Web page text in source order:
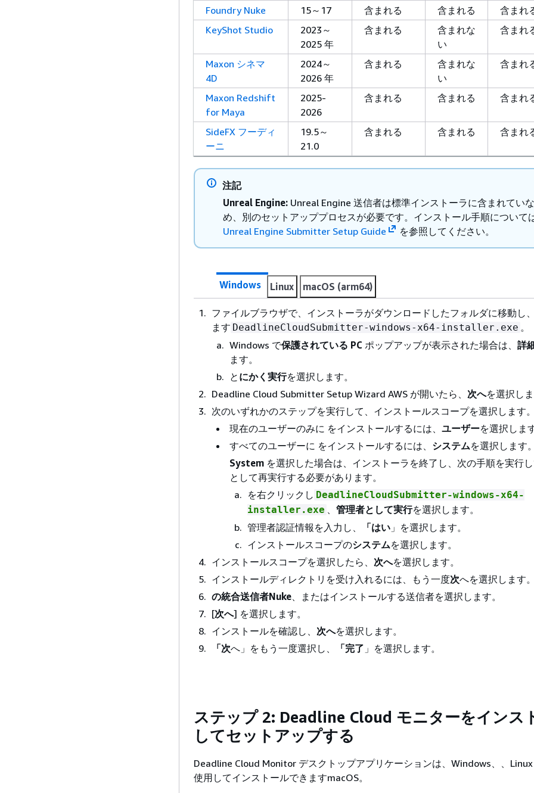
Foundry Nuke 15～17 含まれる 含まれる
含まれ
KeyShot Studio
2023～
2025 年
含まれる
含まれな
い
含まれ
Maxon シネマ
4D
2024～
2026 年
含まれる
含まれな
い
含まれ
Maxon Redshift
for Maya
2025-
2026
含まれる 含まれる 含まれ
SideFX フーディ
ーニ
19.5～
21.0
含まれる 含まれる 含まれ
注記
Unreal Engine: Unreal Engine 送信者は標準インストーラに含まれてい
め、別のセットアッププロセスが必要です。インストール手順については
Unreal Engine Submitter Setup Guide
を参照してください。
Windows Linux macOS (arm64)
ファイルブラウザで、インストーラがダウンロードしたフォルダに移動し
ます DeadlineCloudSubmitter-windows-x64-installer.exe 。
Windows で保護されている PC ポップアップが表示された場合は、 詳
ます。
と にかく実行を選択します。
Deadline Cloud Submitter Setup Wizard AWS が開いたら、 次へを選択しま
次のいずれかのステップを実行して、インストールスコープを選択します。
現在のユーザーのみに をインストールするには、 ユーザーを選択しま
すべてのユーザーに をインストールするには、 システムを選択します。
System を選択した場合は、インストーラを終了し、次の手順を実行
として再実行する必要があります。
を右クリックし DeadlineCloudSubmitter-windows-x64-
installer.exe
管理者として実行を選択します。
管理者認証情報を入力し、
「はい 」を選択します。
インストールスコープのシステムを選択します。
インストールスコープを選択したら、 次へを選択します。
インストールディレクトリを受け入れるには、もう一度次へを選択します。
の統合送信者Nuke 、またはインストールする送信者を選択します。
[次へ] を選択します。
インストールを確認し、 次へを選択します。
「次へ」をもう一度選択し、 「完了 」を選択します。
ステップ 2: Deadline Cloud モニターをインス
してセットアップする
Deadline Cloud Monitor デスクトップアプリケーションは、Windows、、
使用してインストールできますmacOS。